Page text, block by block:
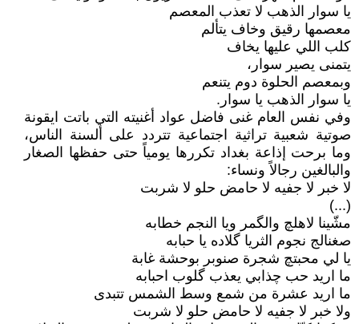
يا سوار الذهب لا تعذب المعصم
معصمها رقيق وخاف يتألم
كلب اللي عليها يخاف
يتمنى يصير سوار،
وبمعصم الحلوة دوم يتنعم
يا سوار الذهب يا سوار.
وفي نفس العام غنى فاضل عواد أغنيته التي باتت ايقونة
صوتية شعبية تراثية اجتماعية تتردد على ألسنة الناس،
وما برحت إذاعة بغداد تكررها يومياً حتى حفظها الصغار
والبالغين رجالاً ونساء:
لا خبر لا جفيه لا حامض حلو لا شربت
(...)
مشّينا لاهلچ والگمر ويا النجم خطابه
صغنالج نجوم الثريا گلاده يا حبابه
يا لي محبتچ شجرة صنوبر بوحشة غابة
ما اريد حب چذابي يعذب گلوب احبابه
ما اريد عشرة من شمع وسط الشمس تتبدى
ولا خبر لا جفيه لا حامض حلو لا شربت